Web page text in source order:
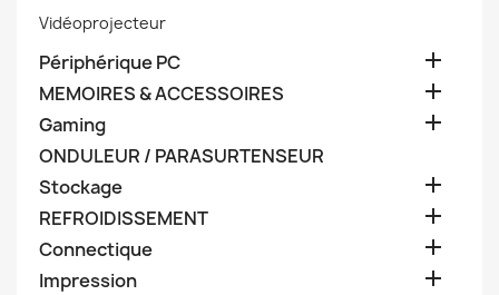
Vidéoprojecteur
Périphérique PC 
MEMOIRES & ACCESSOIRES 
Gaming 
ONDULEUR / PARASURTENSEUR
Stockage

REFROIDISSEMENT 
Connectique 
Impression 